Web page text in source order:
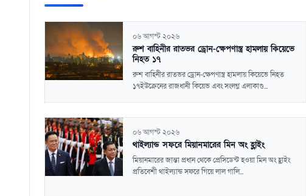
০৬ আগস্ট ২০২৬
রুশ বাহিনীর রাতভর ড্রোন-ক্ষেপণাস্ত্র হামলায় কিয়েভে
নিহত ১৭
রুশ বাহিনীর রাতভর ড্রোন-ক্ষেপণাস্ত্র হামলায় কিয়েভে নিহত
১৭ইউক্রেনের রাজধানী কিয়েভ এবং সংলগ্ন এলাকাগু...
০৬ আগস্ট ২০২৬
থাইল্যান্ড সফরে মিয়ানমারের মিন অং হ্লাইং
মিয়ানমারের জান্তা প্রধান থেকে প্রেসিডেন্ট হওয়া মিন অং হ্লাইং
প্রতিবেশী থাইল্যান্ড সফরে গিয়ে লাল গালি...